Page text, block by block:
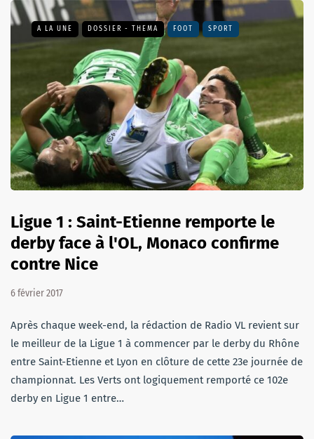
A LA UNE DOSSIER - THEMA FOOT SPORT
Ligue 1 : Saint-Etienne remporte le
derby face à l'OL, Monaco confirme
contre Nice
6 février 2017
Après chaque week-end, la rédaction de Radio VL revient sur
le meilleur de la Ligue 1 à commencer par le derby du Rhône
entre Saint-Etienne et Lyon en clôture de cette 23e journée de
championnat. Les Verts ont logiquement remporté ce 102e
derby en Ligue 1 entre…